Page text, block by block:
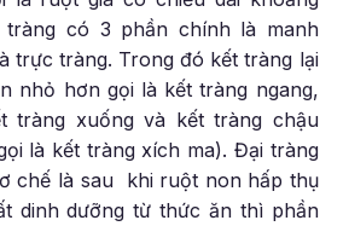
tràng có 3 phần chính là manh
trực tràng. Trong đó kết tràng lại
nhỏ hơn gọi là kết tràng ngang,
tràng xuống và kết tràng chậu
là kết tràng xích ma). Đại tràng
chế là sau khi ruột non hấp thụ
dinh dưỡng từ thức ăn thì phần